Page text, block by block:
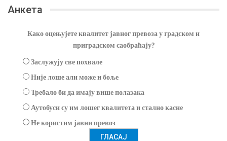
Анкета
Како оцењујете квалитет јавног превоза у градском и
приградском саобраћају?
Заслужују све похвале
Није лоше али може и боље
Требало би да имају више полазака
Аутобуси су им лошег квалитета и стално касне
Не користим јавни превоз